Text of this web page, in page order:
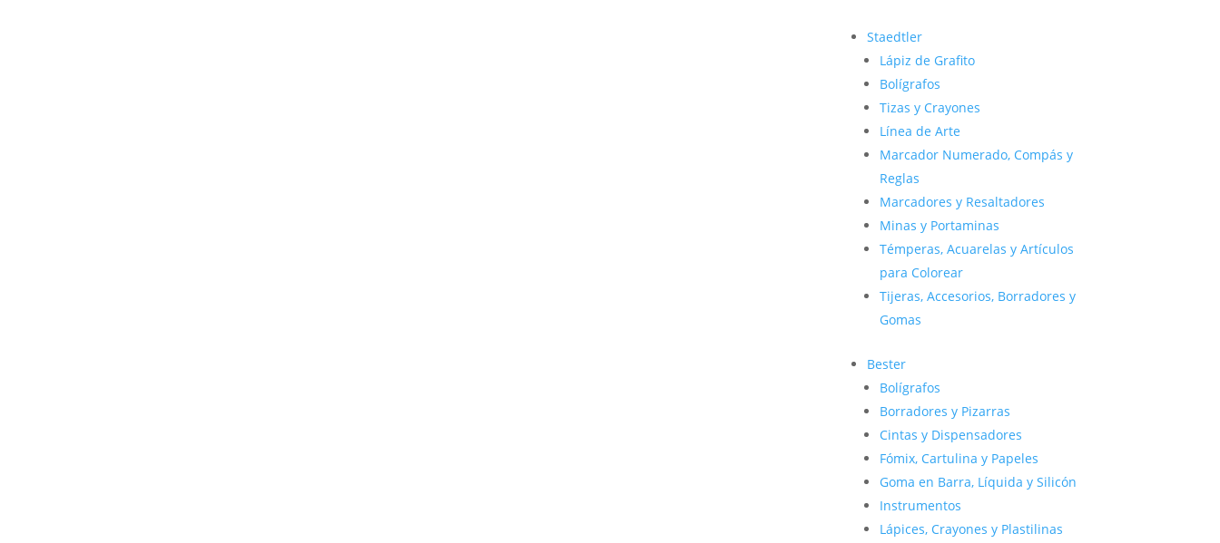
Staedtler
Lápiz de Grafito
Bolígrafos
Tizas y Crayones
Línea de Arte
Marcador Numerado, Compás y
Reglas
Marcadores y Resaltadores
Minas y Portaminas
Témperas, Acuarelas y Artículos
para Colorear
Tijeras, Accesorios, Borradores y
Gomas
Bester
Bolígrafos
Borradores y Pizarras
Cintas y Dispensadores
Fómix, Cartulina y Papeles
Goma en Barra, Líquida y Silicón
Instrumentos
Lápices, Crayones y Plastilinas